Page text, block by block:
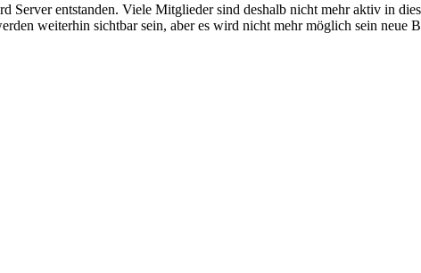
Server entstanden. Viele Mitglieder sind deshalb nicht mehr aktiv in
weiterhin sichtbar sein, aber es wird nicht mehr möglich sein neue